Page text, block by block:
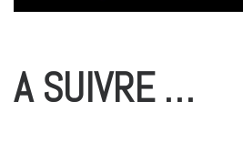
A SUIVRE …